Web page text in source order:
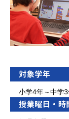
対象学年
小学4年～中学
授業曜日・時